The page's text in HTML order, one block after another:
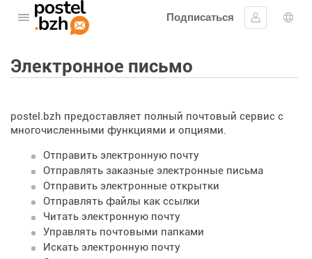
Открыть меню
Подписаться
Войти в
Электронное письмо
postel.bzh предоставляет полный почтовый сервис с
многочисленными функциями и опциями.
Отправить электронную почту
Отправлять заказные электронные письма
Отправить электронные открытки
Отправлять файлы как ссылки
Читать электронную почту
Управлять почтовыми папками
Искать электронную почту